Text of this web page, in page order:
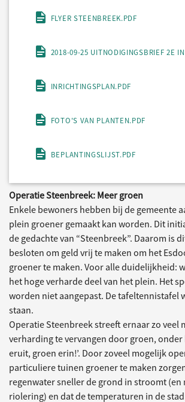
FLYER STEENBREEK.PDF
2018-09-25 UITNODIGINGSBRIEF 2E
INRICHTINGSPLAN.PDF
FOTO'S VAN PLANTEN.PDF
BEPLANTINGSLIJST.PDF
Operatie Steenbreek: Meer groen
Enkele bewoners hebben bij de gemeente
plein groener gemaakt kan worden. Dit
de gedachte van “Steenbreek”. Daarom is
besloten om geld vrij te maken om het
groener te maken. Voor alle duidelijkheid:
het hoge verharde deel van het plein. Het
worden niet aangepast. De tafeltennistafel
staan.
Operatie Steenbreek streeft ernaar zo veel
verharding te vervangen door groen, onder
eruit, groen erin!’. Door zoveel mogelijk
particuliere tuinen groener te maken
regenwater sneller de grond in stroomt (en
riolering) en dat de temperaturen in de